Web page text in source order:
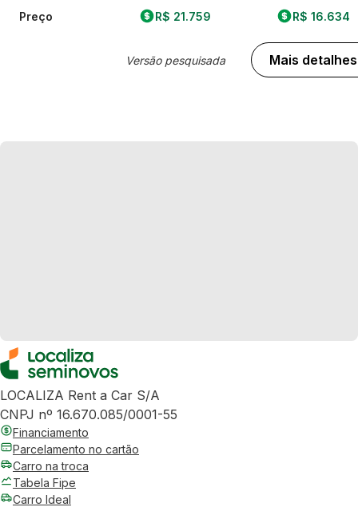
Preço R$ 21.759
Versão pesquisada
R$ 16.634
Mais detalhes
LOCALIZA Rent a Car S/A
CNPJ nº 16.670.085/0001-55
Financiamento
Parcelamento no cartão
Carro na troca
Tabela Fipe
Carro Ideal